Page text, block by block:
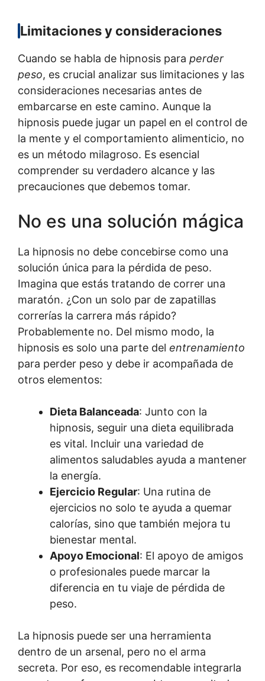
Limitaciones y consideraciones
Cuando se habla de hipnosis para perder
peso, es crucial analizar sus limitaciones y las
consideraciones necesarias antes de
embarcarse en este camino. Aunque la
hipnosis puede jugar un papel en el control de
la mente y el comportamiento alimenticio, no
es un método milagroso. Es esencial
comprender su verdadero alcance y las
precauciones que debemos tomar.
No es una solución mágica
La hipnosis no debe concebirse como una
solución única para la pérdida de peso.
Imagina que estás tratando de correr una
maratón. ¿Con un solo par de zapatillas
correrías la carrera más rápido?
Probablemente no. Del mismo modo, la
hipnosis es solo una parte del entrenamiento
para perder peso y debe ir acompañada de
otros elementos:
Dieta Balanceada: Junto con la
hipnosis, seguir una dieta equilibrada
es vital. Incluir una variedad de
alimentos saludables ayuda a mantener
la energía.
Ejercicio Regular: Una rutina de
ejercicios no solo te ayuda a quemar
calorías, sino que también mejora tu
bienestar mental.
Apoyo Emocional: El apoyo de amigos
o profesionales puede marcar la
diferencia en tu viaje de pérdida de
peso.
La hipnosis puede ser una herramienta
dentro de un arsenal, pero no el arma
secreta. Por eso, es recomendable integrarla